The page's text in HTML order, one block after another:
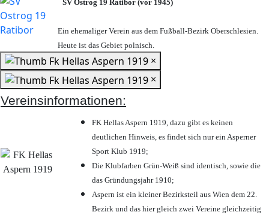
SV Ostrog 19 Ratibor (vor 1945)
Ein ehemaliger Verein aus dem Fußball-Bezirk Oberschlesien.
Heute ist das Gebiet polnisch.
×
×
Vereinsinformationen:
FK Hellas Aspern 1919, dazu gibt es keinen
deutlichen Hinweis, es findet sich nur ein Asperner
Sport Klub 1919;
Die Klubfarben Grün-Weiß sind identisch, sowie die
das Gründungsjahr 1910;
Aspern ist ein kleiner Bezirksteil aus Wien dem 22.
Bezirk und das hier gleich zwei Vereine gleichzeitig